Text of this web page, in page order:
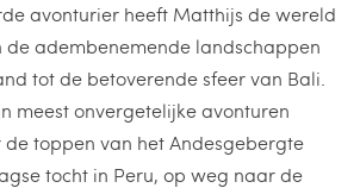
avonturier heeft Matthijs de wereld
de adembenemende landschappen
tot de betoverende sfeer van Bali.
meest onvergetelijke avonturen
toppen van het Andesgebergte
tocht in Peru, op weg naar de